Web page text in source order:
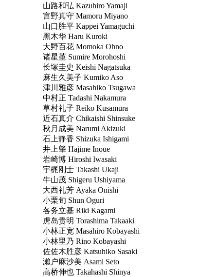
山路和弘 Kazuhiro Yamaji
宫野真守 Mamoru Miyano
山口胜平 Kappei Yamaguchi
黑木华 Haru Kuroki
大野百花 Momoka Ohno
诸星堇 Sumire Morohoshi
长塚圭史 Keishi Nagatsuka
麻生久美子 Kumiko Aso
津川雅彦 Masahiko Tsugawa
中村正 Tadashi Nakamura
草村礼子 Reiko Kusamura
近石真介 Chikaishi Shinsuke
秋月成美 Narumi Akizuki
石上静香 Shizuka Ishigami
井上肇 Hajime Inoue
岩崎博 Hiroshi Iwasaki
宇梶刚士 Takashi Ukaji
牛山茂 Shigeru Ushiyama
大西礼芳 Ayaka Onishi
小栗旬 Shun Oguri
各务立基 Riki Kagami
虎岛贵明 Torashima Takaaki
小林正宽 Masahiro Kobayashi
小林里乃 Rino Kobayashi
佐佐木胜彦 Katsuhiko Sasaki
濑户麻沙美 Asami Seto
高桥伸也 Takahashi Shinya